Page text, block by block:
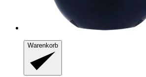
Warenkorb